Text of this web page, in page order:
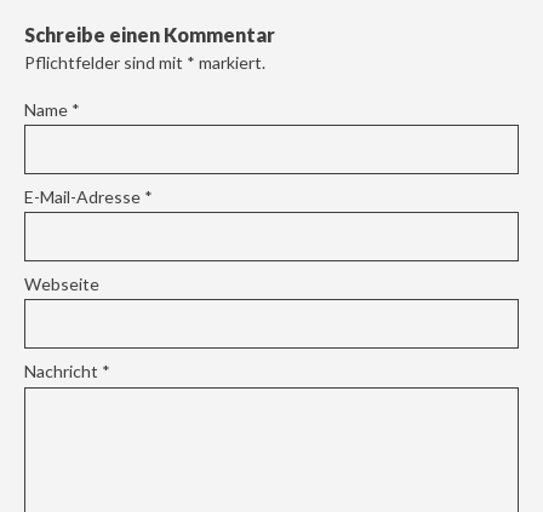
Schreibe einen Kommentar
Pflichtfelder sind mit * markiert.
Name *
E-Mail-Adresse *
Webseite
Nachricht *